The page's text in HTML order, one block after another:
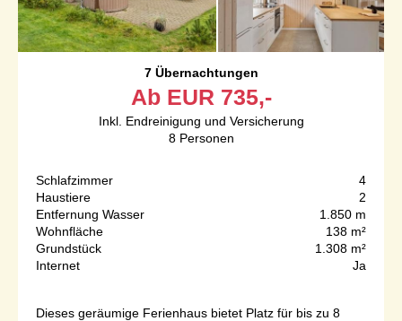
7 Übernachtungen
Ab EUR 735,-
Inkl. Endreinigung und Versicherung
8 Personen
Schlafzimmer
4
Haustiere
2
Entfernung Wasser
1.850 m
Wohnfläche
138 m²
Grundstück
1.308 m²
Internet
Ja
Dieses geräumige Ferienhaus bietet Platz für bis zu 8